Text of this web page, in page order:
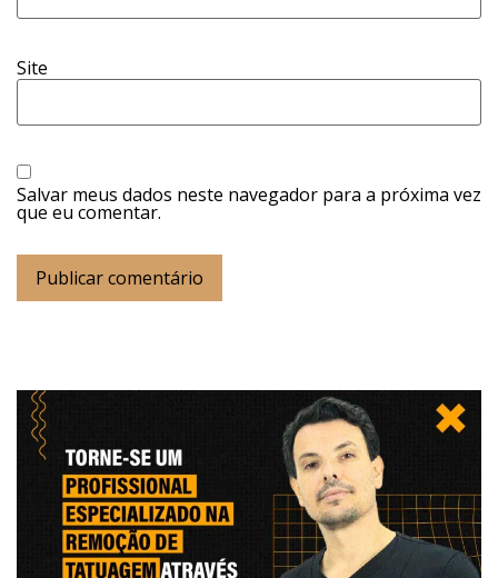
Site
Salvar meus dados neste navegador para a próxima vez
que eu comentar.